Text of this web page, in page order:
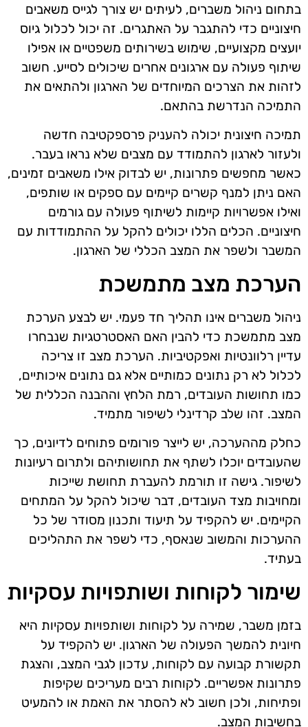
בתחום ניהול משברים, לעיתים יש צורך לגייס משאבים
חיצוניים כדי להתגבר על האתגרים. זה יכול לכלול גיוס
יועצים מקצועיים, שימוש בשירותים משפטיים או אפילו
שיתוף פעולה עם ארגונים אחרים שיכולים לסייע. חשוב
לזהות את הצרכים המיוחדים של הארגון ולהתאים את
התמיכה הנדרשת בהתאם.
תמיכה חיצונית יכולה להעניק פרספקטיבה חדשה
ולעזור לארגון להתמודד עם מצבים שלא נראו בעבר.
כאשר מחפשים פתרונות, יש לבדוק אילו משאבים זמינים,
האם ניתן למנף קשרים קיימים עם ספקים או שותפים,
ואילו אפשרויות קיימות לשיתוף פעולה עם גורמים
חיצוניים. הכלים הללו יכולים להקל על ההתמודדות עם
המשבר ולשפר את המצב הכללי של הארגון.
הערכת מצב מתמשכת
ניהול משברים אינו תהליך חד פעמי. יש לבצע הערכת
מצב מתמשכת כדי להבין האם האסטרטגיות שנבחרו
עדיין רלוונטיות ואפקטיביות. הערכת מצב זו צריכה
לכלול לא רק נתונים כמותיים אלא גם נתונים איכותיים,
כמו תחושות העובדים, רמת הלחץ וההבנה הכללית של
המצב. זהו שלב קרדינלי לשיפור מתמיד.
כחלק מההערכה, יש לייצר פורומים פתוחים לדיונים, כך
שהעובדים יוכלו לשתף את תחושותיהם ולתרום רעיונות
לשיפור. גישה זו תורמת להעברת תחושת שייכות
ומחויבות מצד העובדים, דבר שיכול להקל על המתחים
הקיימים. יש להקפיד על תיעוד ותכנון מסודר של כל
ההערכות והמשוב שנאסף, כדי לשפר את התהליכים
בעתיד.
שימור לקוחות ושותפויות עסקיות
בזמן משבר, שמירה על לקוחות ושותפויות עסקיות היא
חיונית להמשך הפעולה של הארגון. יש להקפיד על
תקשורת קבועה עם לקוחות, עדכון לגבי המצב, והצגת
פתרונות אפשריים. לקוחות רבים מעריכים שקיפות
ופתיחות, ולכן חשוב לא להסתר את האמת או להמעיט
בחשיבות המצב.